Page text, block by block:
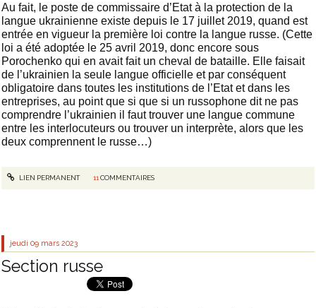
Au fait, le poste de commissaire d’Etat à la protection de la
langue ukrainienne existe depuis le 17 juillet 2019, quand est
entrée en vigueur la première loi contre la langue russe. (Cette
loi a été adoptée le 25 avril 2019, donc encore sous
Porochenko qui en avait fait un cheval de bataille. Elle faisait
de l’ukrainien la seule langue officielle et par conséquent
obligatoire dans toutes les institutions de l’Etat et dans les
entreprises, au point que si que si un russophone dit ne pas
comprendre l’ukrainien il faut trouver une langue commune
entre les interlocuteurs ou trouver un interprète, alors que les
deux comprennent le russe…)
LIEN PERMANENT 11 COMMENTAIRES
jeudi 09 mars 2023
Section russe